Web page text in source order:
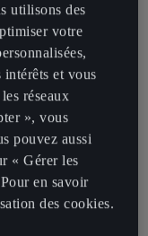
ce faire, la marque a
e-Garage au Cap
basé à
Visyon, la
dans lequel les
derniers leur
en utilisant soit
utilisons des
votre
intérêts et vous
réseaux
», vous
pouvez aussi
« Gérer les
en savoir
des cookies.